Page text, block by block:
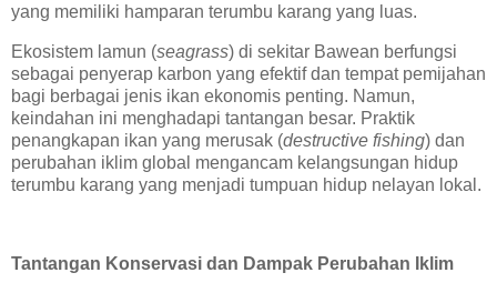
yang memiliki hamparan terumbu karang yang luas.
Ekosistem lamun (seagrass) di sekitar Bawean berfungsi
sebagai penyerap karbon yang efektif dan tempat pemijahan
bagi berbagai jenis ikan ekonomis penting. Namun,
keindahan ini menghadapi tantangan besar. Praktik
penangkapan ikan yang merusak (destructive fishing) dan
perubahan iklim global mengancam kelangsungan hidup
terumbu karang yang menjadi tumpuan hidup nelayan lokal.
Tantangan Konservasi dan Dampak Perubahan Iklim